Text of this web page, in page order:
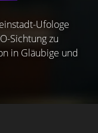
Ufologe
Sichtung zu
in Gläubige und